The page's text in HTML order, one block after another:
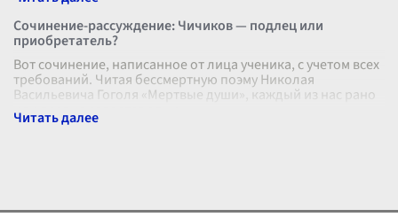
Сочинение-рассуждение: Чичиков — подлец или
приобретатель?
Вот сочинение, написанное от лица ученика, с учетом всех
требований. Читая бессмертную поэму Николая
Васильевича Гоголя «Мертвые души», каждый из нас рано
или поздно задается одни